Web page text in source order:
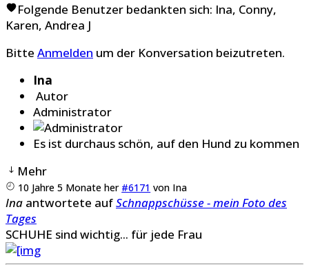
Folgende Benutzer bedankten sich: Ina, Conny,
Karen, Andrea J
Bitte Anmelden um der Konversation beizutreten.
Ina
Autor
Administrator
Es ist durchaus schön, auf den Hund zu kommen
Mehr
10 Jahre 5 Monate her #6171 von Ina
Ina antwortete aufSchnappschüsse - mein Foto des
Tages
SCHUHE sind wichtig... für jede Frau